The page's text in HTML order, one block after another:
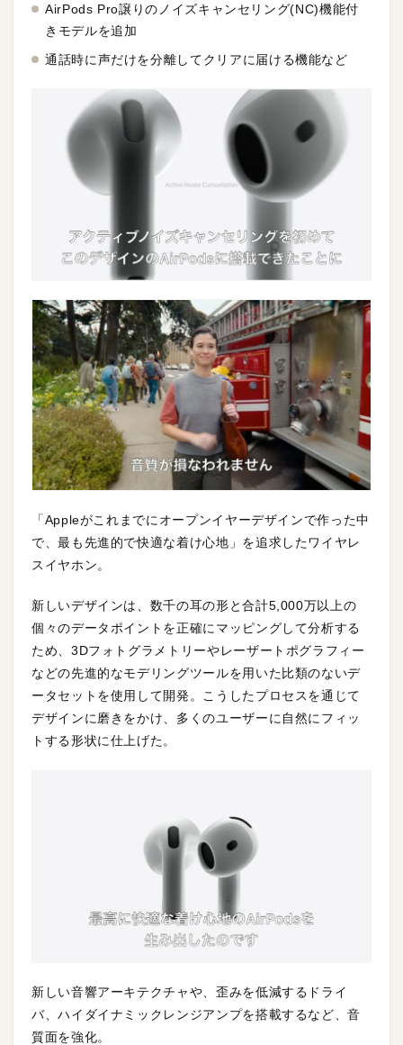
AirPods Pro譲りのノイズキャンセリング(NC)機能付
きモデルを追加
通話時に声だけを分離してクリアに届ける機能など
「Appleがこれまでにオープンイヤーデザインで作った中
で、最も先進的で快適な着け心地」を追求したワイヤレ
スイヤホン。
新しいデザインは、数千の耳の形と合計5,000万以上の
個々のデータポイントを正確にマッピングして分析する
ため、3Dフォトグラメトリーやレーザートポグラフィー
などの先進的なモデリングツールを用いた比類のないデ
ータセットを使用して開発。こうしたプロセスを通じて
デザインに磨きをかけ、多くのユーザーに自然にフィッ
トする形状に仕上げた。
新しい音響アーキテクチャや、歪みを低減するドライ
バ、ハイダイナミックレンジアンプを搭載するなど、音
質面を強化。